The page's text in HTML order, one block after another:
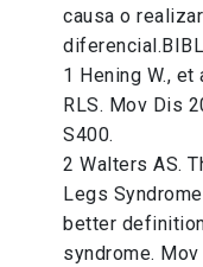
causa o
1 Hening W.,
RLS. Mov Dis
S400.
2 Walters AS.
Legs
better
syndrome.